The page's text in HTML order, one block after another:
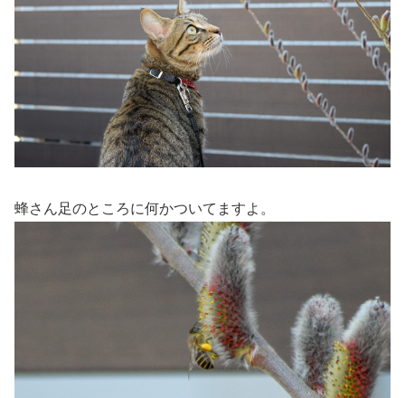
蜂さん足のところに何かついてますよ。